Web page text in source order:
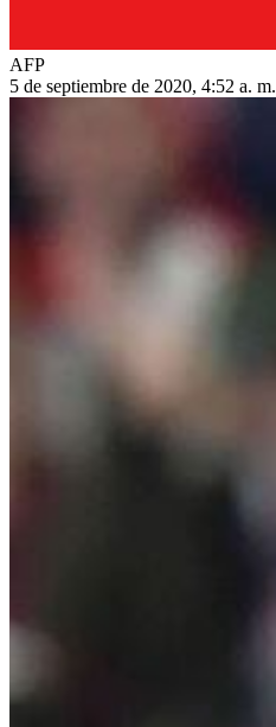
AFP
5 de septiembre de 2020, 4:52 a. m.